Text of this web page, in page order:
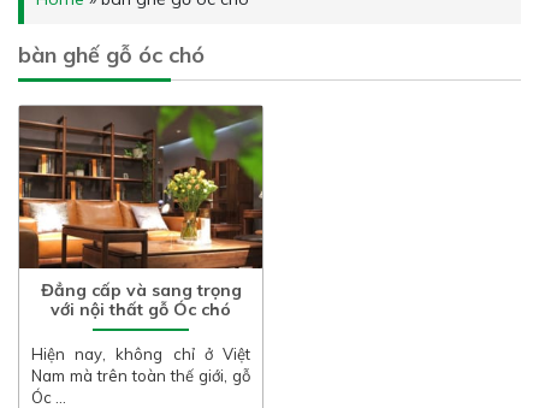
bàn ghế gỗ óc chó
Đẳng cấp và sang trọng
với nội thất gỗ Óc chó
Hiện nay, không chỉ ở Việt
Nam mà trên toàn thế giới, gỗ
Óc …